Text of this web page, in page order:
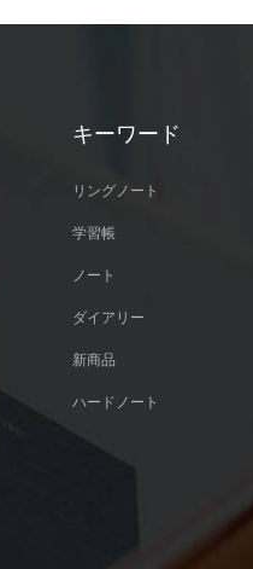
キーワード
リングノート
学習帳
ノート
ダイアリー
新商品
ハードノート